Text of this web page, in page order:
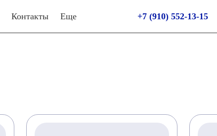
Контакты Еще +7 (910) 552-13-15